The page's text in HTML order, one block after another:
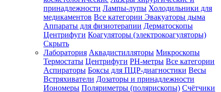
принадлежности Лампы-лупы Холодильники для
медикаментов Все категории Эвакуаторы дыма
Аппараты для физиотерапии Дерматоскопы
Центрифуги Коагуляторы (электрокоагуляторы)
Скрыть
Лаборатория Аквадистилляторы Микроскопы
Термостаты Центрифуги PH-метры Все категории
Аспираторы Боксы для ПЦР-диагностики Весы
Встряхиватели Дозаторы и принадлежности
Иономеры Поляриметры (полярископы) Счётчики